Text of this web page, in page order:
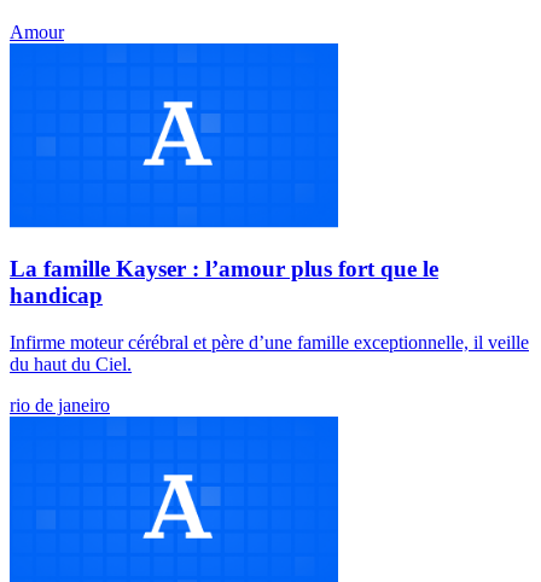
Amour
La famille Kayser : l’amour plus fort que le
handicap
Infirme moteur cérébral et père d’une famille exceptionnelle, il veille
du haut du Ciel.
rio de janeiro